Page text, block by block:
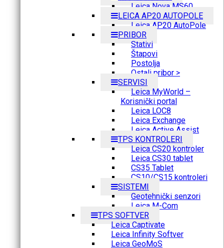
Leica Nova MS60
LEICA AP20 AUTOPOLE
Leica AP20 AutoPole
PRIBOR
Stativi
Štapovi
Postolja
Ostali pribor >
SERVISI
Leica MyWorld –
Korisnički portal
Leica LOC8
Leica Exchange
Leica Active Assist
TPS KONTROLERI
Leica CS20 kontroler
Leica CS30 tablet
CS35 Tablet
CS10/CS15 kontroleri
SISTEMI
Geotehnički senzori
Leica M-Com
TPS SOFTVER
Leica Captivate
Leica Infinity Softver
Leica GeoMoS